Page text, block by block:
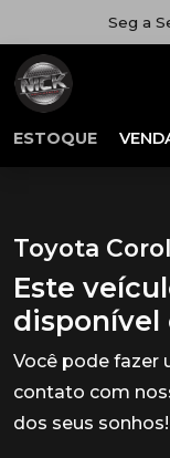
Seg a
ESTOQUE
Toyota
Este
disponível
Você pode fazer
contato com
dos seus sonhos!